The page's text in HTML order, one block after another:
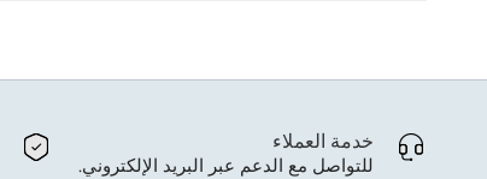
خدمة العملاء
للتواصل مع الدعم عبر البريد الإلكتروني.